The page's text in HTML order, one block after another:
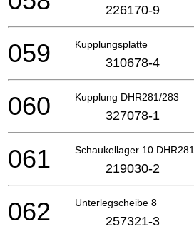
226170-9
Kupplungsplatte
059 310678-4
Kupplung DHR281/283
060 327078-1
Schaukellager 10
061 219030-2
Unterlegscheibe 8
062 257321-3